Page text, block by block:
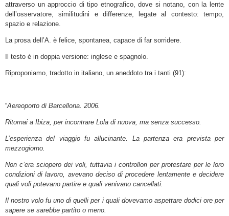
attraverso un approccio di tipo etnografico, dove si notano, con la lente
dell’osservatore, similitudini e differenze, legate al contesto: tempo,
spazio e relazione.
La prosa dell’A. è felice, spontanea, capace di far sorridere.
Il testo è in doppia versione: inglese e spagnolo.
Riproponiamo, tradotto in italiano, un aneddoto tra i tanti (91):
“Aereoporto di Barcellona. 2006.
Ritornai a Ibiza, per incontrare Lola di nuova, ma senza successo.
L’esperienza del viaggio fu allucinante. La partenza era prevista per
mezzogiorno.
Non c’era sciopero dei voli, tuttavia i controllori per protestare per le loro
condizioni di lavoro, avevano deciso di procedere lentamente e decidere
quali voli potevano partire e quali venivano cancellati.
Il nostro volo fu uno di quelli per i quali dovevamo aspettare dodici ore per
sapere se sarebbe partito o meno.